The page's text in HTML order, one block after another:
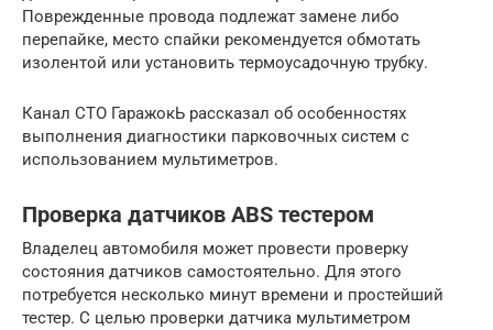
Поврежденные провода подлежат замене либо
перепайке, место спайки рекомендуется обмотать
изолентой или установить термоусадочную трубку.
Канал СТО ГаражокЬ рассказал об особенностях
выполнения диагностики парковочных систем с
использованием мультиметров.
Проверка датчиков ABS тестером
Владелец автомобиля может провести проверку
состояния датчиков самостоятельно. Для этого
потребуется несколько минут времени и простейший
тестер. С целью проверки датчика мультиметром